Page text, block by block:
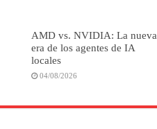
AMD vs. NVIDIA: La nueva
era de los agentes de IA
locales
04/08/2026